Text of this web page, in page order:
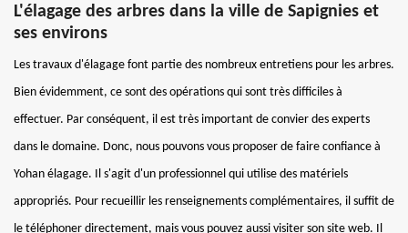
L'élagage des arbres dans la ville de Sapignies et
ses environs
Les travaux d'élagage font partie des nombreux entretiens pour les arbres.
Bien évidemment, ce sont des opérations qui sont très difficiles à
effectuer. Par conséquent, il est très important de convier des experts
dans le domaine. Donc, nous pouvons vous proposer de faire confiance à
Yohan élagage. Il s'agit d'un professionnel qui utilise des matériels
appropriés. Pour recueillir les renseignements complémentaires, il suffit de
le téléphoner directement, mais vous pouvez aussi visiter son site web. Il